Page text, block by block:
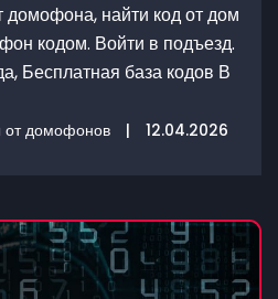
домофона, найти код от дом
кодом. Войти в подъезд.
Бесплатная база кодов В
от домофонов | 12.04.2026